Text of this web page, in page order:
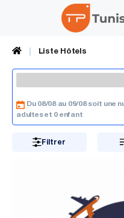
Liste Hôtels
Du 08/08 au 09/08 soit une
adultes et 0 enfant
Filtrer